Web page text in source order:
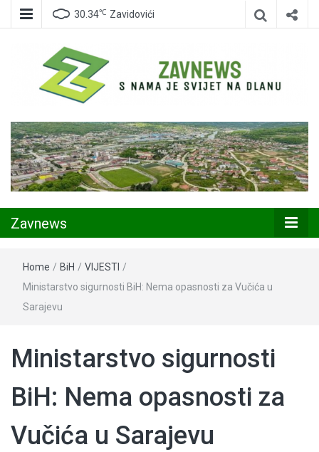
30.34℃ Zavidovići
Zavnews
Zavnews
Home / BiH / VIJESTI /
Ministarstvo sigurnosti BiH: Nema opasnosti za Vučića u
Sarajevu
Ministarstvo sigurnosti
BiH: Nema opasnosti za
Vučića u Sarajevu